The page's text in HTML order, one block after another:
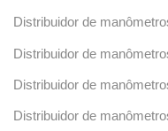
Distribuidor de
Distribuidor de
Distribuidor de
Distribuidor de